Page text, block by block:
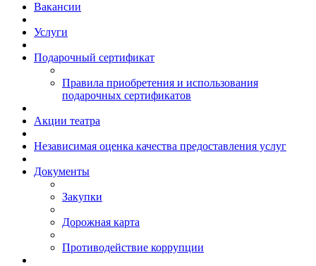
Вакансии
Услуги
Подарочный сертификат
Правила приобретения и использования
подарочных сертификатов
Акции театра
Независимая оценка качества предоставления услуг
Документы
Закупки
Дорожная карта
Противодействие коррупции